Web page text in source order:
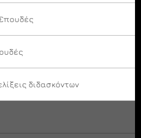
διδασκόντων